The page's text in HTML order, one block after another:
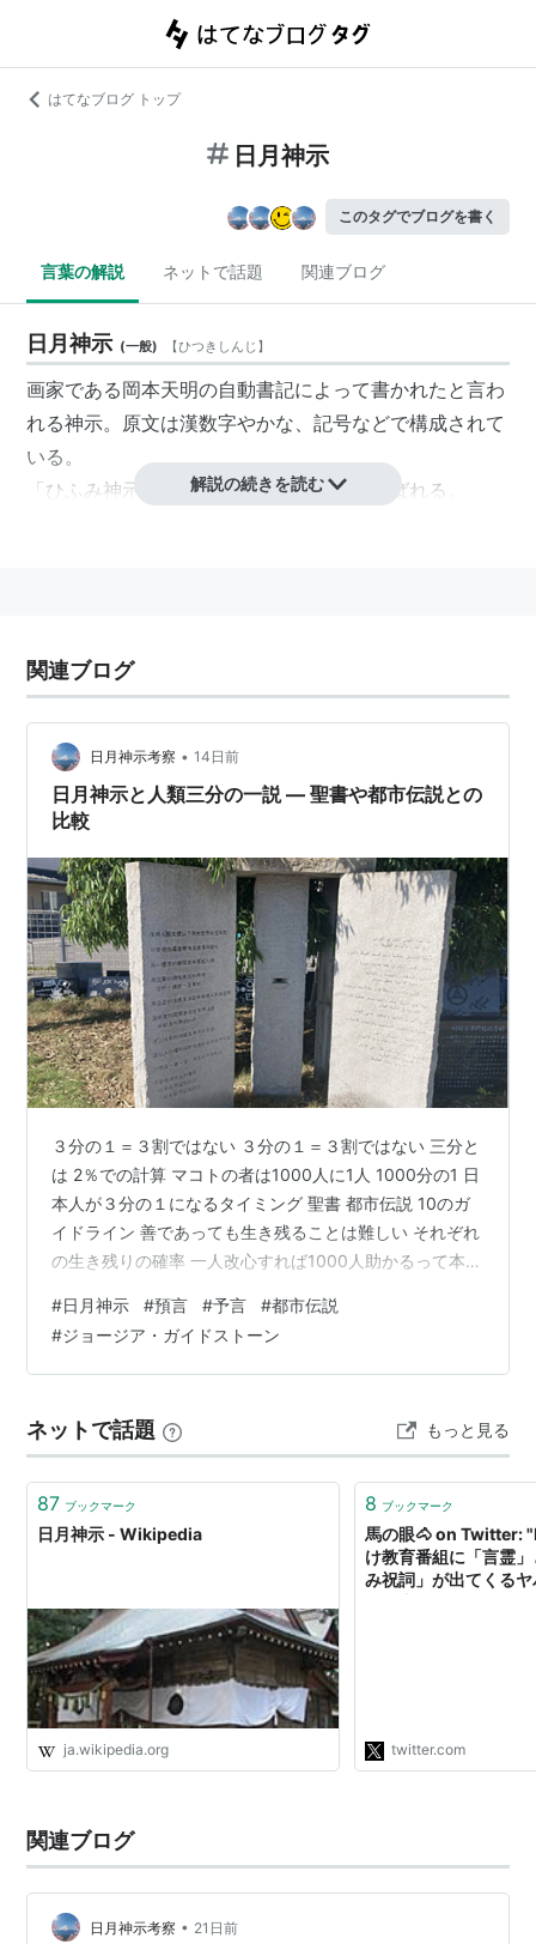
はてなブログ トップ
日月神示
このタグでブログを書く
言葉の解説 ネットで話題 関連ブログ
日月神示 (一般) 【ひつきしんじ 】
画家である岡本天明の自動書記によって書かれたと言わ
れる神示。原文は漢数字やかな、記号などで構成されて
いる。
「ひふみ神示 一二三神示」などとも呼ばれる。
解説の続きを読む
関連ブログ
日月神示考察 • 14日前
日月神示と人類三分の一説 ― 聖書や都市伝説との
比較
３分の１＝３割ではない ３分の１＝３割ではない 三分と
は 2％での計算 マコトの者は1000人に1人 1000分の1 日
本人が３分の１になるタイミング 聖書 都市伝説 10のガ
イドライン 善であっても生き残ることは難しい それぞれ
の生き残りの確率 一人改心すれば1000人助かるって本当
臣民三分むつかしいぞ。 三分と思えども、二分である
ぞ。 大本親諭 明治二十九年十二月二日 日本にほんの人
民じんみんから改心かいしんをして下くださらぬと、世
諭｜霊界物語ネット 大本親諭 大正六年旧九月五日 …
#日月神示 #預言 #予言 #都市伝説
#ジョージア・ガイドストーン
ネットで話題 もっと見る
87 ブックマーク
日月神示 - Wikipedia
ja.wikipedia.org
8 ブックマーク
馬の眼🐴 on Twitter:
け教育番組に「言霊
み祝詞」が出てくる
twitter.com
関連ブログ
日月神示考察 • 21日前